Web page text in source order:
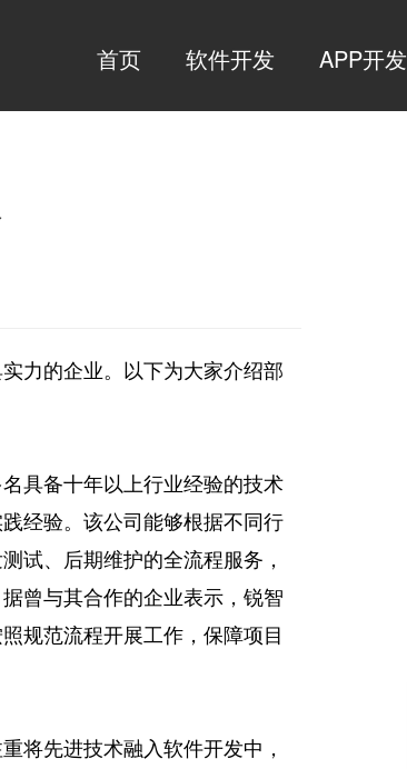
首页 软件开发 APP开发
力的企业。以下为大家介绍部
具备十年以上行业经验的技术
经验。该公司能够根据不同行
试、后期维护的全流程服务，
曾与其合作的企业表示，锐智
规范流程开展工作，保障项目
将先进技术融入软件开发中，